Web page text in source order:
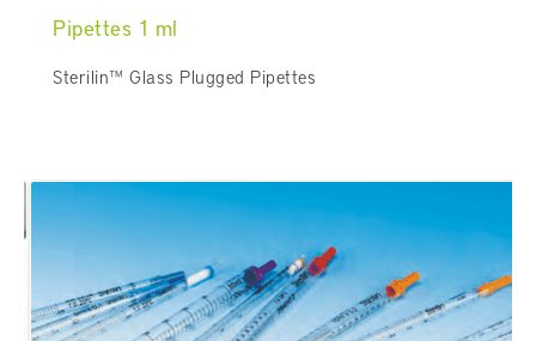
Pipettes 1 ml
Sterilin™ Glass Plugged Pipettes